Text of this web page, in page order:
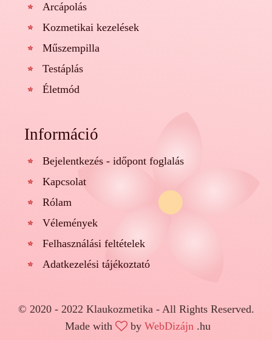
Arcápolás
Kozmetikai kezelések
Műszempilla
Testáplás
Életmód
Információ
Bejelentkezés - időpont foglalás
Kapcsolat
Rólam
Vélemények
Felhasználási feltételek
Adatkezelési tájékoztató
© 2020 - 2022 Klaukozmetika - All Rights Reserved.
Made with
by WebDizájn .hu